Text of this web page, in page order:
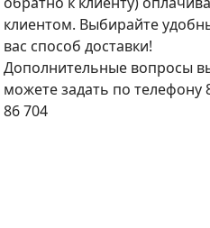
клиентом. Выбирайте
вас способ доставки!
Дополнительные вопросы
можете задать по телефону
86 704